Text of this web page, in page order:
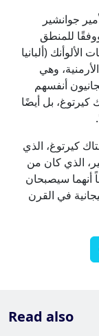
Read also
جوانشير
للمنطق
(ألبانيا
وهي
أنفسهم
كيرتوغ، بل أيضًا
كيرتوغ، الذي
الذي كان من
أنهما سيصبحان
في القرن